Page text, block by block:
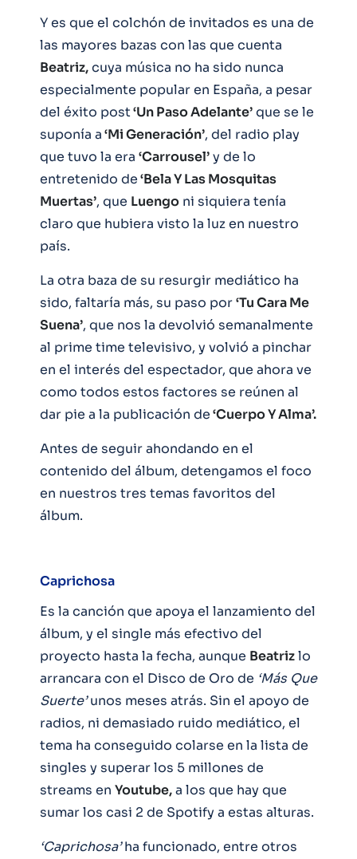
Y es que el colchón de invitados es una de
las mayores bazas con las que cuenta
Beatriz,cuya música no ha sido nunca
especialmente popular en España, a pesar
del éxito post‘Un Paso Adelante’que se le
suponía a‘Mi Generación’, del radio play
que tuvo la era ‘Carrousel’y de lo
entretenido de‘Bela Y Las Mosquitas
Muertas’, que Luengo ni siquiera tenía
claro que hubiera visto la luz en nuestro
país.
La otra baza de su resurgir mediático ha
sido, faltaría más, su paso por‘Tu Cara Me
Suena’, que nos la devolvió semanalmente
al prime time televisivo, y volvió a pinchar
en el interés del espectador, que ahora ve
como todos estos factores se reúnen al
dar pie a la publicación de‘Cuerpo Y Alma’.
Antes de seguir ahondando en el
contenido del álbum, detengamos el foco
en nuestros tres temas favoritos del
álbum.
Caprichosa
Es la canción que apoya el lanzamiento del
álbum, y el single más efectivo del
proyecto hasta la fecha, aunque Beatrizlo
arrancara con el Disco de Oro de ‘Más Que
Suerte’unos meses atrás. Sin el apoyo de
radios, ni demasiado ruido mediático, el
tema ha conseguido colarse en la lista de
singles y superar los 5 millones de
streams en Youtube,a los que hay que
sumar los casi 2 de Spotify a estas alturas.
‘Caprichosa’ha funcionado, entre otros